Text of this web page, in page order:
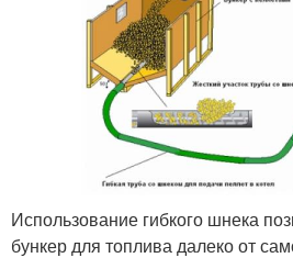
Использование гибкого шнека
бункер для топлива далеко от